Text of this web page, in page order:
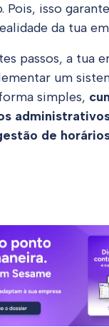
Pois, isso
da tua
passos, a tua
um
simples,
de